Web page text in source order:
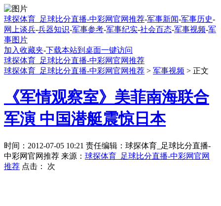
球探体育_足球比分直播-中彩网官网推荐-军事新闻-军事历史-
网上谈兵-兵器知识-军事参考-军事纪实-社会百态-军事视频-军
事图片
加入收藏夹-下载本站到桌面一键访问
球探体育_足球比分直播-中彩网官网推荐
球探体育_足球比分直播-中彩网官网推荐 > 军事视频 > 正文
《军情观察室》美菲南海联合
军演 中国潜艇震惊日本
时间：2012-07-05 10:21 责任编辑：球探体育_足球比分直播-
中彩网官网推荐 来源： 球探体育_足球比分直播-中彩网官网
推荐 点击： 次